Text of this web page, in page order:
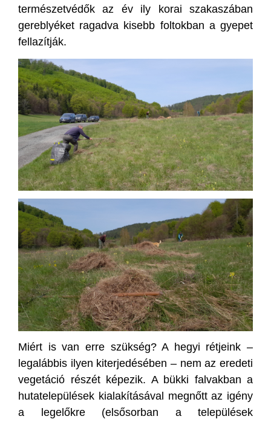
természetvédők az év ily korai szakaszában
gereblyéket ragadva kisebb foltokban a gyepet
fellazítják.
Miért is van erre szükség? A hegyi rétjeink –
legalábbis ilyen kiterjedésében – nem az eredeti
vegetáció részét képezik. A bükki falvakban a
hutatelepülések kialakításával megnőtt az igény
a legelőkre (elsősorban a települések